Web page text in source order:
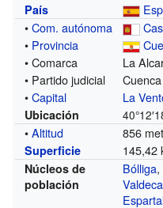
País
•Com. autónoma
• Provincia
• Comarca
La
• Partido judicial
Cuenca
•Capital La
Ubicación
•Altitud 856
Superficie 145,42
Núcleos de
población
Bólliga,